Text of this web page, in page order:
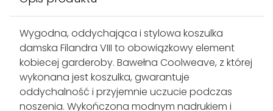
Ponad 7 tys. 5-gwiazdkowych recenzji w
serwisie Trustpilot
Opis produktu